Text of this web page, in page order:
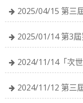
2025/04/15 第三
2025/01/14 第3
2024/11/14「次
2024/11/12 第三